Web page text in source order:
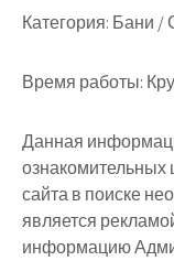
Категория: Бани /
Время работы:
Данная
ознакомительных
сайта в поиске
является
информацию